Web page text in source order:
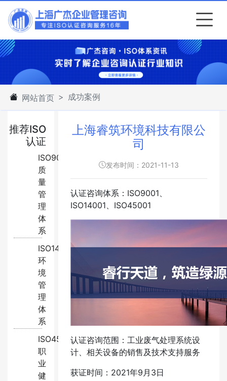
网站首页 成功案例
推荐ISO
认证
ISO9001:2015
质
量
管
理
体
系
ISO14001:2015
环
境
管
理
体
系
ISO45001:2018
职
业
健
上海睿筑环境科技有限公
司
发布时间：2021-11-13
认证咨询体系：ISO9001、
ISO14001、ISO45001
认证咨询范围：工业废气处理系统设
计、相关设备的销售及技术支持服务
获证时间：2021年9月3日